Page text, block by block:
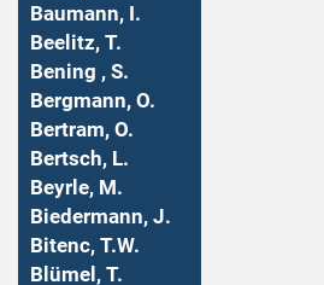
Baumann, I.
Beelitz, T.
Bening , S.
Bergmann, O.
Bertram, O.
Bertsch, L.
Beyrle, M.
Biedermann, J.
Bitenc, T.W.
Blümel, T.